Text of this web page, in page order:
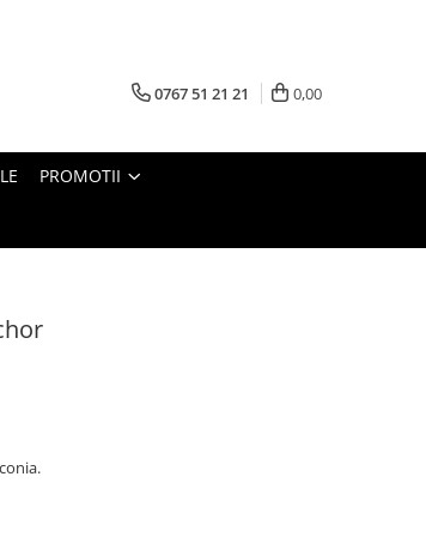
0767 51 21 21 0,00
PROMOTII